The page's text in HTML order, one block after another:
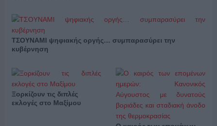
ΤΣΟΥΝΑΜΙ ψηφιακής οργής… συμπαρασύρει την
κυβέρνηση
Ξορκίζουν τις διπλές
εκλογές στο Μαξίμου